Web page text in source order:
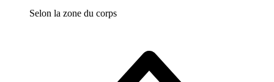
Selon la zone du corps